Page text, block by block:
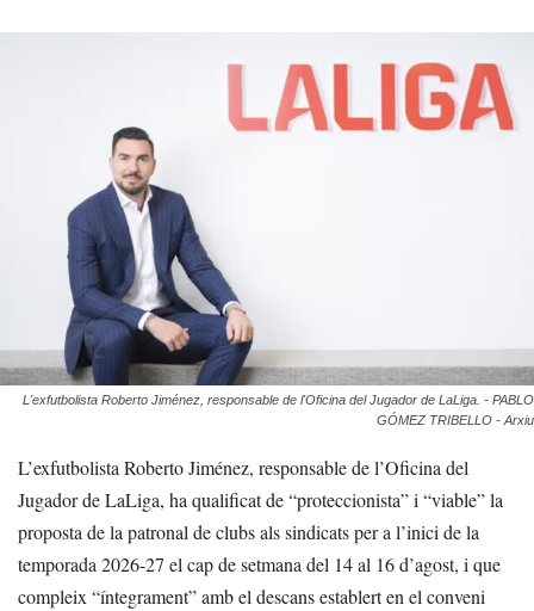
L'exfutbolista Roberto Jiménez, responsable de l'Oficina del Jugador de LaLiga. - PABLO
GÓMEZ TRIBELLO - Arxiu
L’exfutbolista Roberto Jiménez, responsable de l’Oficina del
Jugador de LaLiga, ha qualificat de “proteccionista” i “viable” la
proposta de la patronal de clubs als sindicats per a l’inici de la
temporada 2026-27 el cap de setmana del 14 al 16 d’agost, i que
compleix “íntegrament” amb el descans establert en el conveni